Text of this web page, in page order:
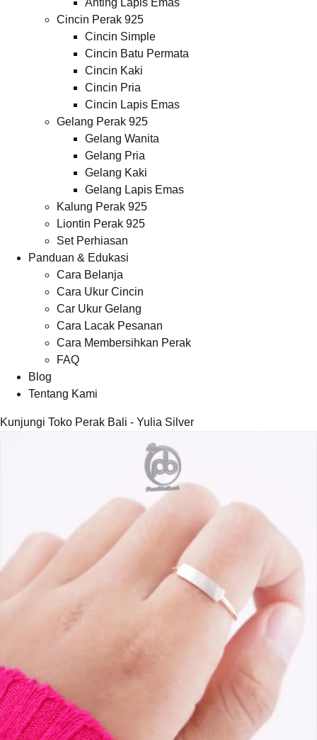
Anting Lapis Emas
Cincin Perak 925
Cincin Simple
Cincin Batu Permata
Cincin Kaki
Cincin Pria
Cincin Lapis Emas
Gelang Perak 925
Gelang Wanita
Gelang Pria
Gelang Kaki
Gelang Lapis Emas
Kalung Perak 925
Liontin Perak 925
Set Perhiasan
Panduan & Edukasi
Cara Belanja
Cara Ukur Cincin
Car Ukur Gelang
Cara Lacak Pesanan
Cara Membersihkan Perak
FAQ
Blog
Tentang Kami
Kunjungi Toko Perak Bali - Yulia Silver